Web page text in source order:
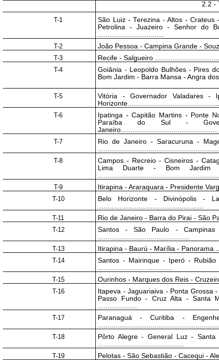
2.2 -
T-1
São Luiz - Terezina - Altos - Crateus
Petrolina - Juazeiro - Senhor do
..................................
T-2
João Pessoa - Campina Grande -
T-3
Recife - Salgueiro
T-4
Goiânia - Leopoldo Bulhões - Pires
Bom Jardim - Barra Mansa - Angra
T-5
Vitória - Governador Valadares -
T-6
Ipatinga - Capitão Martins - Ponte
Paraíba do Sul -
T-7
Rio de Janeiro - Saracuruna -
T-8
Campos - Recreio - Cisneiros -
Lima Duarte - Bom
T-9
Itirapina - Araraquara - Presidente
T-10
Belo Horizonte - Divinópolis -
......................................................
T-11
Rio de Janeiro - Barra do Pirai - São
T-12
Santos - São Paulo -
...............................................
T-13
Itirapina - Baurú - Marília - Panorama
T-14
Santos - Mairinque - Iperó -
......................................
T-15
Ourinhos - Marques dos Reis -
T-16
Itapeva - Jaguariaiva - Ponta Grossa
Passo Fundo - Cruz Alta - Santa
....................
T-17
Paranaguá - Curitiba -
T-18
Pôrto Alegre - General Luz -
............................................
T-19
Pelotas - São Sebastião - Cacequi -